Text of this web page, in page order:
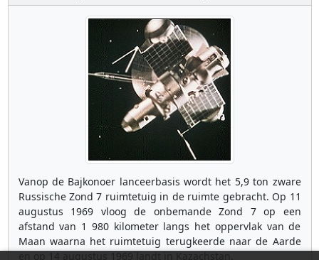
Vanop de Bajkonoer lanceerbasis wordt het 5,9 ton zware
Russische Zond 7 ruimtetuig in de ruimte gebracht. Op 11
augustus 1969 vloog de onbemande Zond 7 op een
afstand van 1 980 kilometer langs het oppervlak van de
Maan waarna het ruimtetuig terugkeerde naar de Aarde